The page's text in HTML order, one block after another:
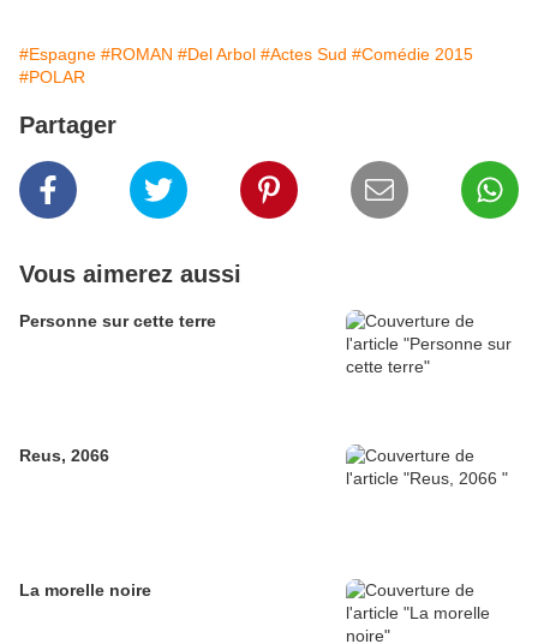
#Espagne #ROMAN #Del Arbol #Actes Sud #Comédie 2015
#POLAR
Partager
Vous aimerez aussi
Personne sur cette terre
Reus, 2066
La morelle noire